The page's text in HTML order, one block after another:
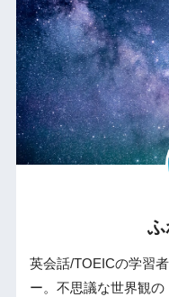
英会話/TOEICの学習
ー。不思議な世界観